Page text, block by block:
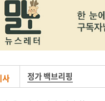
사 정가 백브리핑